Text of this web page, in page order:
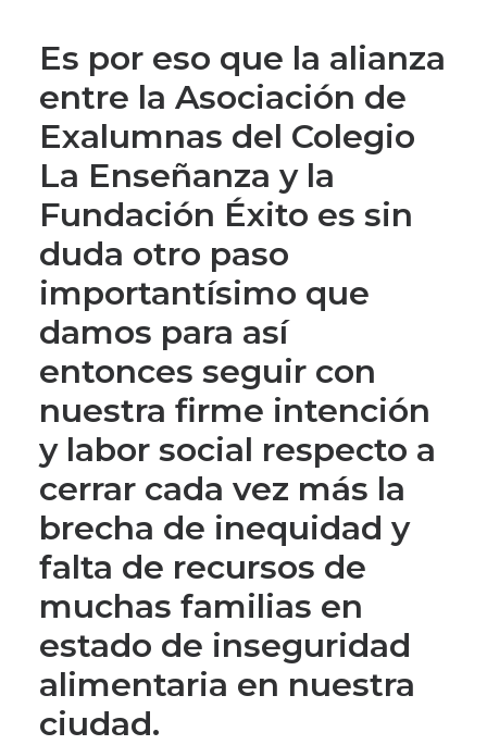
Es por eso que la alianza
entre la Asociación de
Exalumnas del Colegio
La Enseñanza y la
Fundación Éxito es sin
duda otro paso
importantísimo que
damos para así
entonces seguir con
nuestra firme intención
y labor social respecto a
cerrar cada vez más la
brecha de inequidad y
falta de recursos de
muchas familias en
estado de inseguridad
alimentaria en nuestra
ciudad.